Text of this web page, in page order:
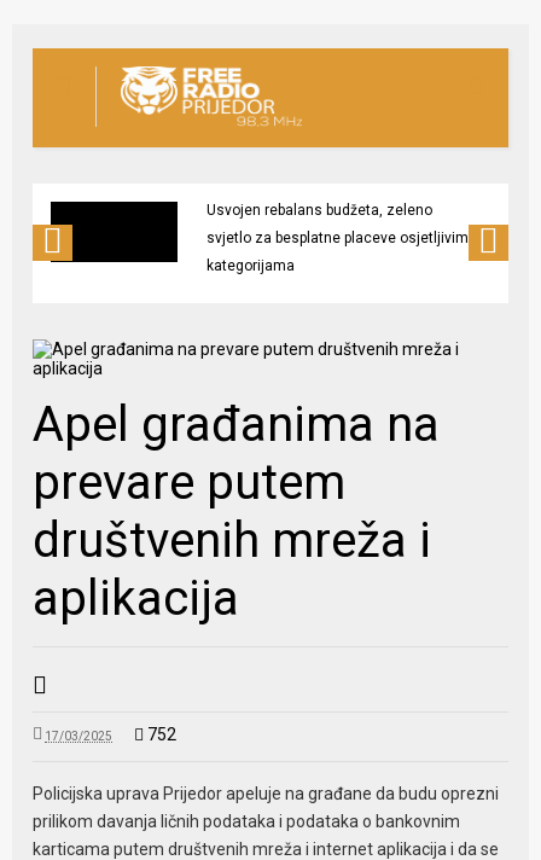
Usvojen rebalans budžeta, zeleno
svjetlo za besplatne placeve osjetljivim
kategorijama
Apel građanima na
prevare putem
društvenih mreža i
aplikacija
17/03/2025 752
Policijska uprava Prijedor apeluje na građane da budu oprezni
prilikom davanja ličnih podataka i podataka o bankovnim
karticama putem društvenih mreža i internet aplikacija i da se